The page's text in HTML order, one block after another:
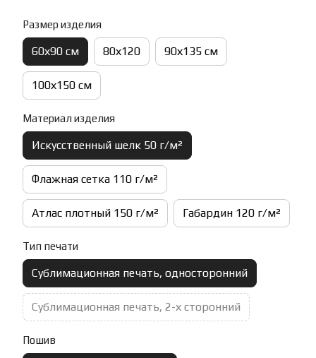
Размер изделия
60х90 см 80х120 90х135 см
100х150 см
Материал изделия
Искусственный шелк 50 г/м²
Флажная сетка 110 г/м²
Атлас плотный 150 г/м² Габардин 120 г/м²
Тип печати
Сублимационная печать, односторонний
Сублимационная печать, 2-х сторонний
Пошив